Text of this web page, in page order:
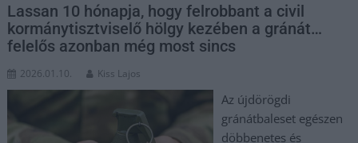
Lassan 10 hónapja, hogy felrobbant a civil
kormánytisztviselő hölgy kezében a gránát…
felelős azonban még most sincs
2026.01.10. Kiss Lajos
Az újdörögdi
gránátbaleset egészen
döbbenetes és